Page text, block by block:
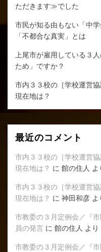
ただきます≫でした
市民が知る由もない「中
「不都合な真実」とは
上尾市が雇用している３
ため」ですか？
市内３３校の［学校運営
現在地は？
最近のコメント
市内３３校の［学校運営
現在地は？ に 館の住人 よ
市内３３校の［学校運営
現在地は？ に 神田和彦 よ
市教委の３月定例会／『
員の発言 に 館の住人 より
市教委の３月定例会／『